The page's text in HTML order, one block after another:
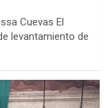
Cuevas El
levantamiento de